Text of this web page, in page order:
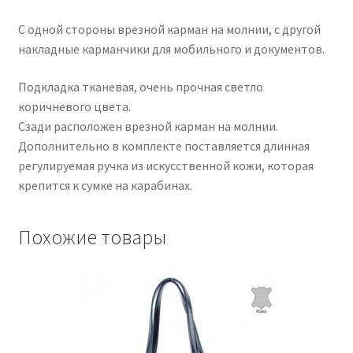
С одной стороны врезной карман на молнии, с другой
накладные карманчики для мобильного и документов.
Подкладка тканевая, очень прочная светло
коричневого цвета.
Сзади расположен врезной карман на молнии.
Дополнительно в комплекте поставляется длинная
регулируемая ручка из искусственной кожи, которая
крепится к сумке на карабинах.
Похожие товары